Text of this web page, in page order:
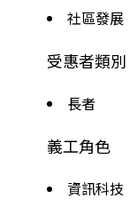
社區發展
受惠者類別
長者
義工角色
資訊科技